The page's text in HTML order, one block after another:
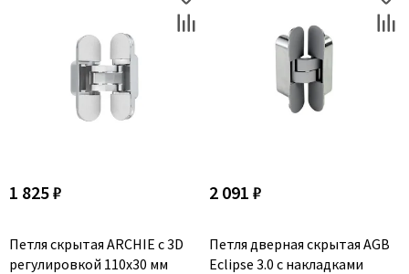
1 825 ₽
Петля скрытая ARCHIE с 3D
регулировкой 110х30 мм
2 091 ₽
Петля дверная скрытая AGB
Eclipse 3.0 с накладками